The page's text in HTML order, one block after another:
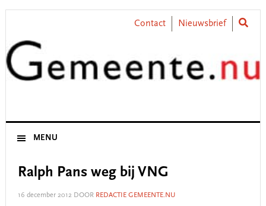
Skip
primary
navigation
Skip
content
Skip
primary
sidebar
Skip
footer
Contact Nieuwsbrief
MENU
Ralph Pans weg bij VNG
16 december 2012DOOR REDACTIE GEMEENTE.NU